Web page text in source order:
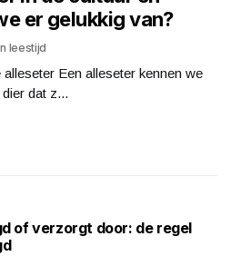
er gelukkig van?
leestijd
Een alleseter kennen we
dat z...
of verzorgt door: de regel